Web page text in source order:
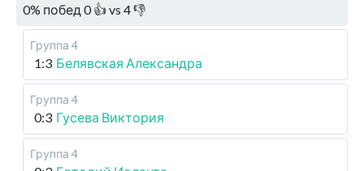
0% побед 0👍 vs 4👎
Группа 4
1:3 Белявская Александра
Группа 4
0:3 Гусева Виктория
Группа 4